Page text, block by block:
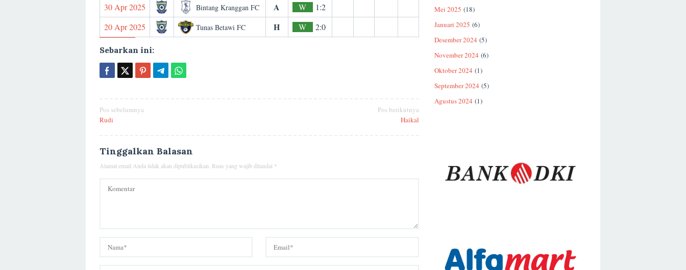
30 Apr 2025
Bintang Kranggan FC A W
1:2
20 Apr 2025
Tunas Betawi FC H W 2:0
Sebarkan ini:
Navigasi
pos
Pos sebelumnya
Rudi
Pos berikutnya
Haikal
Tinggalkan Balasan
Alamat email Anda tidak akan dipublikasikan. Ruas yang wajib ditandai *
Mei 2025 (18)
Januari 2025 (6)
Desember 2024 (5)
November 2024 (6)
Oktober 2024 (1)
September 2024 (5)
Agustus 2024 (1)